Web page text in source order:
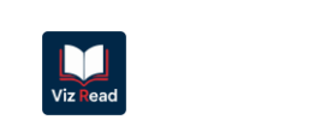
contenido